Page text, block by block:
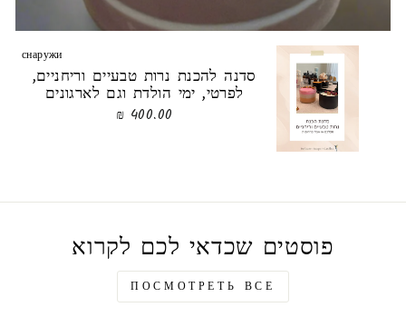
снаружи
סדנה להכנת נרות טבעיים וריחניים,
לפרטי, ימי הולדת וגם לארגונים
400.00 ₪
פוסטים שכדאי לכם לקרוא
ПОСМОТРЕТЬ ВСЕ